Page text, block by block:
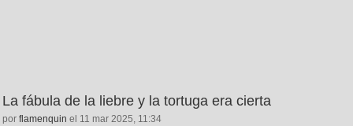
La fábula de la liebre y la tortuga era cierta
por flamenquin el 11 mar 2025, 11:34